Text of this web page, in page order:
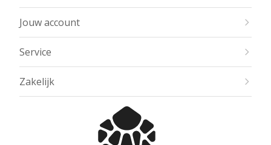
Jouw account
Service
Zakelijk